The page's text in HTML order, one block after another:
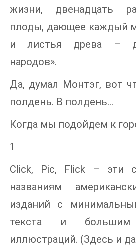
жизни, двенадцать
плоды, дающее каждый
и листья древа –
народов».
Да, думал Монтэг, вот
полдень. В полдень…
Когда мы подойдем к
1
Click, Pic, Flick – эти
названиям
изданий с
текста и большим
иллюстраций. (Здесь и